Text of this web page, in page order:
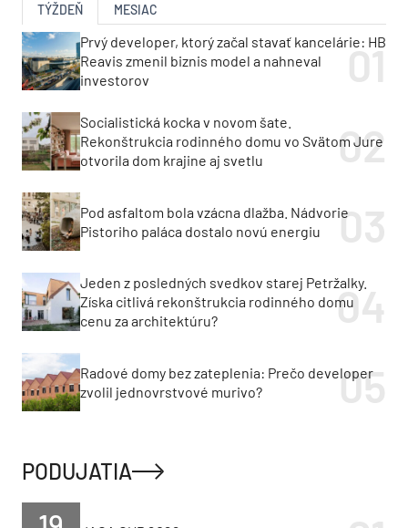
TÝŽDEŇ MESIAC
Prvý developer, ktorý začal stavať kancelárie: HB
Reavis zmenil biznis model a nahneval
investorov
Socialistická kocka v novom šate.
Rekonštrukcia rodinného domu vo Svätom Jure
otvorila dom krajine aj svetlu
Pod asfaltom bola vzácna dlažba. Nádvorie
Pistoriho paláca dostalo novú energiu
Jeden z posledných svedkov starej Petržalky.
Získa citlivá rekonštrukcia rodinného domu
cenu za architektúru?
Radové domy bez zateplenia: Prečo developer
zvolil jednovrstvové murivo?
PODUJATIA